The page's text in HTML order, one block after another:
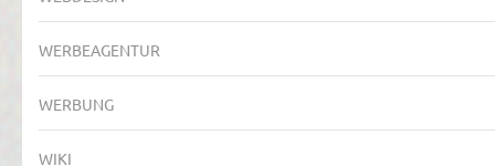
WERBEAGENTUR
WERBUNG
WIKI